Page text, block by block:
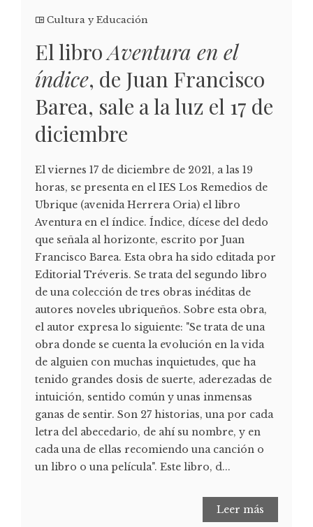
Cultura y Educación
El libroAventura en el
índice, de Juan Francisco
Barea, sale a la luz el 17 de
diciembre
El viernes 17 de diciembre de 2021, a las 19
horas, se presenta en el IES Los Remedios de
Ubrique (avenida Herrera Oria) el libro
Aventura en el índice. Índice, dícese del dedo
que señala al horizonte, escrito por Juan
Francisco Barea. Esta obra ha sido editada por
Editorial Tréveris. Se trata del segundo libro
de una colección de tres obras inéditas de
autores noveles ubriqueños. Sobre esta obra,
el autor expresa lo siguiente: "Se trata de una
obra donde se cuenta la evolución en la vida
de alguien con muchas inquietudes, que ha
tenido grandes dosis de suerte, aderezadas de
intuición, sentido común y unas inmensas
ganas de sentir. Son 27 historias, una por cada
letra del abecedario, de ahí su nombre, y en
cada una de ellas recomiendo una canción o
un libro o una película". Este libro, d...
Leer más